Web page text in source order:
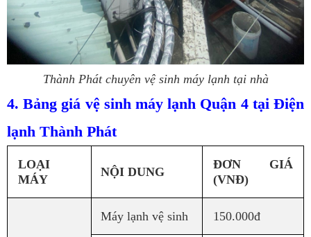
Thành Phát chuyên vệ sinh máy lạnh tại nhà
4. Bảng giá vệ sinh máy lạnh Quận 4 tại Điện
lạnh Thành Phát
LOẠI
MÁY
NỘI DUNG
ĐƠN GIÁ
(VNĐ)
Máy lạnh vệ sinh 150.000đ